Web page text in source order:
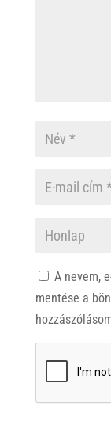
A nevem,
mentése a